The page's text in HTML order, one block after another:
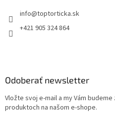
+421 905 324 864
Odoberať newsletter
Vložte svoj e-mail a my Vám
produktoch na našom e-shope.